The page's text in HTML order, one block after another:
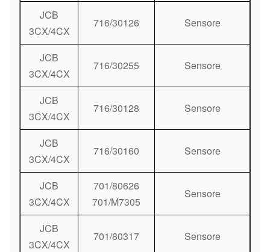
JCB
3CX/4CX
716/30126 Sensore
JCB
3CX/4CX
716/30255 Sensore
JCB
3CX/4CX
716/30128 Sensore
JCB
3CX/4CX
716/30160 Sensore
JCB
3CX/4CX
701/80626
701/M7305
Sensore
JCB
3CX/4CX
701/80317 Sensore